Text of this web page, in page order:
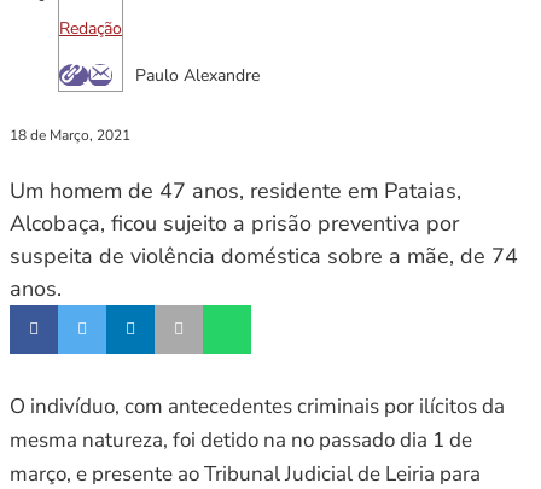
Redação
Paulo Alexandre
18 de Março, 2021
Um homem de 47 anos, residente em Pataias,
Alcobaça, ficou sujeito a prisão preventiva por
suspeita de violência doméstica sobre a mãe, de 74
anos.
O indivíduo, com antecedentes criminais por ilícitos da
mesma natureza, foi detido na no passado dia 1 de
março, e presente ao Tribunal Judicial de Leiria para